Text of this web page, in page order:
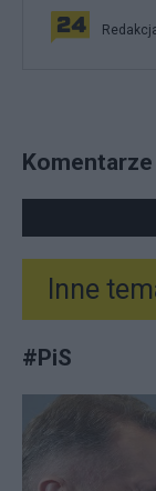
Komentarze
Inne
#PiS